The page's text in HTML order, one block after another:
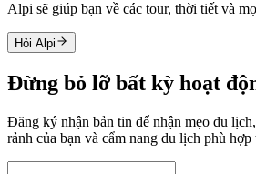
Alpi sẽ giúp bạn về các tour, thời tiết và
Hỏi Alpi
Đừng bỏ lỡ bất kỳ hoạt
Đăng ký nhận bản tin để nhận mẹo du
rảnh của bạn và cẩm nang du lịch phù